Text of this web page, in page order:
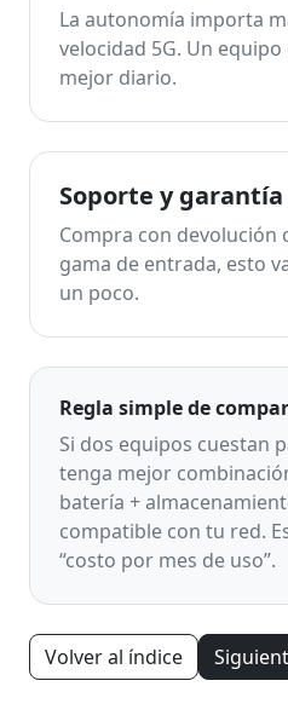
La autonomía importa
velocidad 5G. Un
mejor diario.
Soporte y garantía
Compra con devolución
gama de entrada, esto
un poco.
Regla simple de
Si dos equipos cuestan
tenga mejor
batería +
compatible con tu red.
“costo por mes de uso”.
Volver al índice